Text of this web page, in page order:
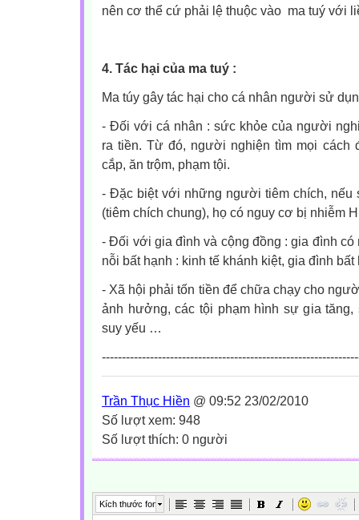
nên cơ thể cứ phải lệ thuộc vào ma tuý với
4. Tác hại của ma tuý :
Ma túy gây tác hại cho cá nhân người sử
- Đối với cá nhân : sức khỏe của người
ra tiền. Từ đó, người nghiện tìm mọi cách
cắp, ăn trộm, phạm tội.
- Đặc biệt với những người tiêm chích, nếu
(tiêm chích chung), họ có nguy cơ bị nhiễm
-Đối với gia đình và cộng đồng : gia đình
nỗi bất hạnh : kinh tế khánh kiệt, gia đình
- Xã hội phải tốn tiền đểchữa chạy cho
ảnh hưởng, các tội phạm hình sự gia
suy yếu …
Trần Thục Hiền @ 09:52 23/02/2010
Số lượt xem: 948
Số lượt thích: 0 người
Kích thước font